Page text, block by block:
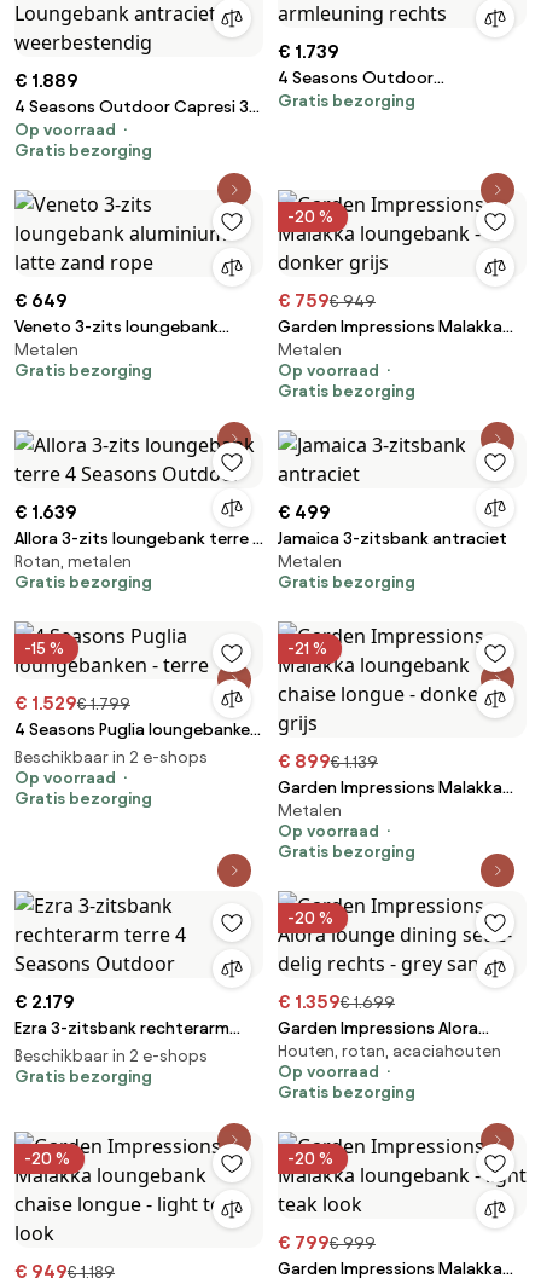
€ 1.889
4 Seasons Outdoor Capresi 3-
zits loungebank Loungebank
antraciet weerbestendig
Op voorraad
Gratis bezorging
€ 1.739
4 Seasons Outdoor
Metropolitan 2.5-zits bank
Gratis bezorging
€ 649
Veneto 3-zits loungebank
aluminium latte zand rope
Metalen
Gratis bezorging
-20 %
€ 759€ 949
Garden Impressions Malakka
loungebank - donker grijs
Metalen
Op voorraad
Gratis bezorging
€ 1.639
Allora 3-zits loungebank terre 4
Seasons Outdoor
Rotan, metalen
Gratis bezorging
€ 499
Jamaica 3-zitsbank antraciet
Metalen
Gratis bezorging
-15 %
€ 1.529€ 1.799
4 Seasons Puglia loungebanken
- terre
Beschikbaar in 2 e-shops
Op voorraad
Gratis bezorging
-21 %
€ 899€ 1.139
Garden Impressions Malakka
loungebank chaise longue -
donker grijs
Metalen
Op voorraad
Gratis bezorging
€ 2.179
Ezra 3-zitsbank rechterarm
terre 4 Seasons Outdoor
Beschikbaar in 2 e-shops
Gratis bezorging
-20 %
€ 1.359€ 1.699
Garden Impressions Alora
lounge dining set 2-delig
rechts - grey sand
Houten, rotan, acaciahouten
Op voorraad
Gratis bezorging
-20 %
€ 949€ 1.189
-20 %
€ 799€ 999
Garden Impressions Malakka